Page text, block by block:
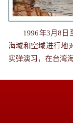
1996年3月8日至
海域和空域进行地
实弹演习，在台湾